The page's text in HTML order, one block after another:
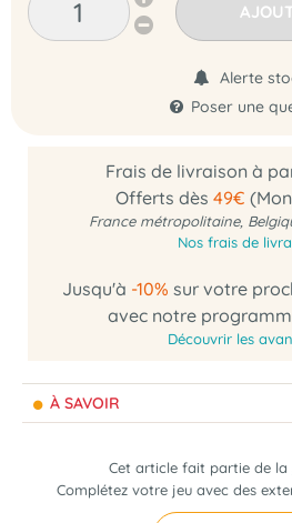
Alerte
Poser une
Frais de livraison à
Offerts dès 49€
France métropolitaine,
Nos frais de
Jusqu'à -10% sur votre
avec notre
Découvrir les
À SAVOIR
Cet article fait partie de la
Complétez votre jeu avec des